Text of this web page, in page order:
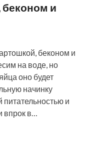
беконом и
беконом и
на воде, но
оно будет
начинку
питательностью и
впрок в…